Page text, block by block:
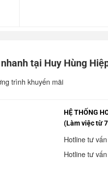
tại Huy Hùng
trình khuyến mãi
HỆ THỐNG
(Làm việc từ
Hotline tư
Hotline tư